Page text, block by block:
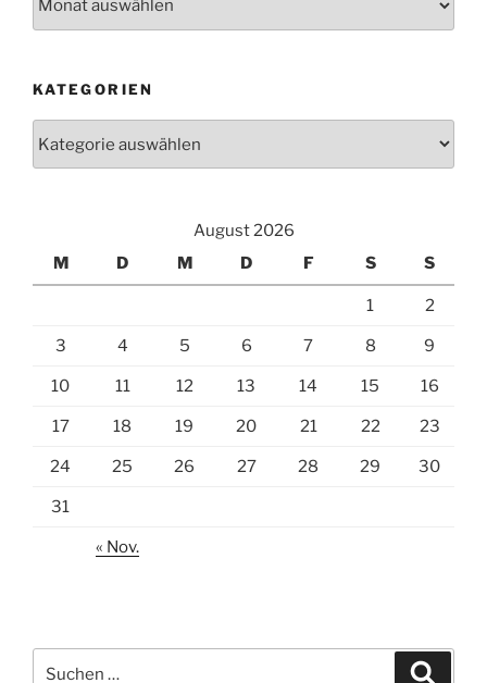
KATEGORIEN
August 2026
M
D M D F S S
1 2
3 4 5 6 7 8 9
10 11 12 13 14 15 16
17 18 19 20 21 22 23
24 25 26 27 28 29 30
31
« Nov.